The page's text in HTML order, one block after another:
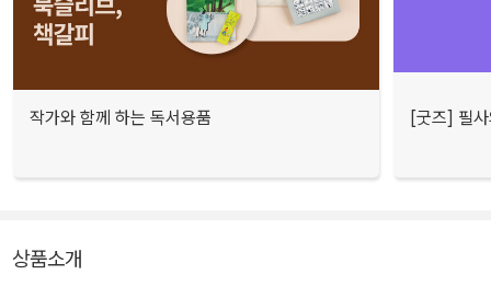
작가와 함께 하는 독서용품 [굿즈] 필
상품소개